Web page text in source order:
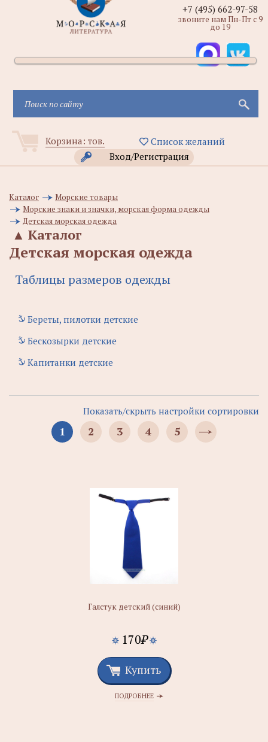
Корзина: тов.
Список желаний
Вход/Регистрация
+7 (495) 662-97-58
звоните нам Пн-Пт с 9
до 19
Каталог
Морские товары
Морские знаки и значки, морская форма одежды
Детская морская одежда
Каталог
▲
Детская морская одежда
Таблицы размеров одежды
Береты, пилотки детские
Бескозырки детские
Капитанки детские
Показать/скрыть настройки сортировки
1 2 3 4 5
Галстук детский (синий)
170₽
Купить
ПОДРОБНЕЕ